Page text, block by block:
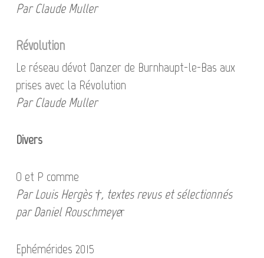
Par Claude Muller
Révolution
Le réseau dévot Danzer de Burnhaupt-le-Bas aux
prises avec la Révolution
Par Claude Muller
Divers
O et P comme
Par Louis Hergès †, textes revus et sélectionnés
par Daniel Rouschmeyer
Ephémérides 2015